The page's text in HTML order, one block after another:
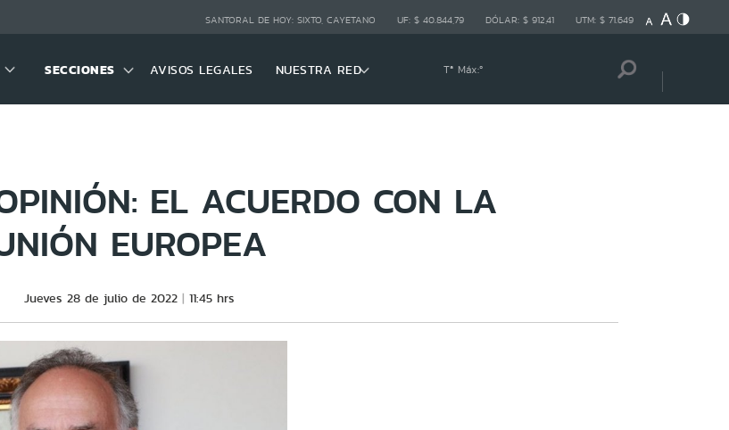
SANTORAL DE HOY: SIXTO, CAYETANO UF: $ 40.844,79 DÓLAR: $ 912,41 UTM: $ 71.649
SECCIONES AVISOS LEGALES NUESTRA RED Tª Máx:º
EL ACUERDO CON LA
EUROPEA
Jueves 28 de julio de 2022 11:45 hrs